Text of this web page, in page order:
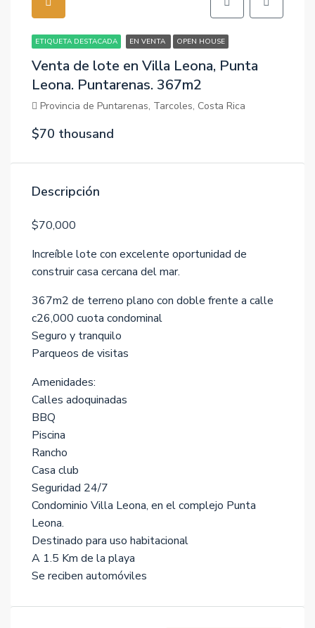
ETIQUETA DESTACADA EN VENTA OPEN HOUSE
Venta de lote en Villa Leona, Punta
Leona. Puntarenas. 367m2
Provincia de Puntarenas, Tarcoles, Costa Rica
$70 thousand
Descripción
$70,000
Increíble lote con excelente oportunidad de
construir casa cercana del mar.
367m2 de terreno plano con doble frente a calle
c26,000 cuota condominal
Seguro y tranquilo
Parqueos de visitas
Amenidades:
Calles adoquinadas
BBQ
Piscina
Rancho
Casa club
Seguridad 24/7
Condominio Villa Leona, en el complejo Punta
Leona.
Destinado para uso habitacional
A 1.5 Km de la playa
Se reciben automóviles